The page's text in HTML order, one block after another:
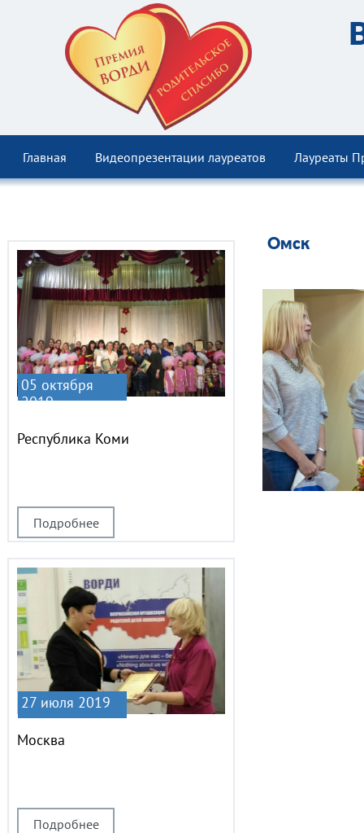
Главная Видеопрезентации лауреатов Лауреаты
Омск
Подробнее
Республика Коми
05 октября
2019
Подробнее
Москва
27 июля 2019